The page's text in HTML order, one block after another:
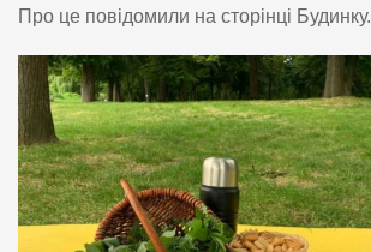
Про це повідомили на сторінці Будинку.